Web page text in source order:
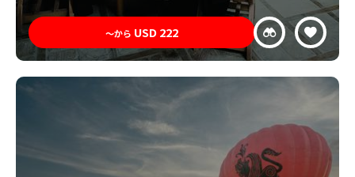
〜から USD222